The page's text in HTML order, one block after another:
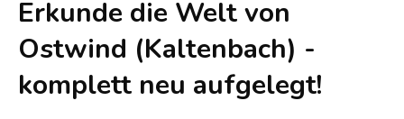
Erkunde die Welt von
Ostwind (Kaltenbach) -
komplett neu aufgelegt!